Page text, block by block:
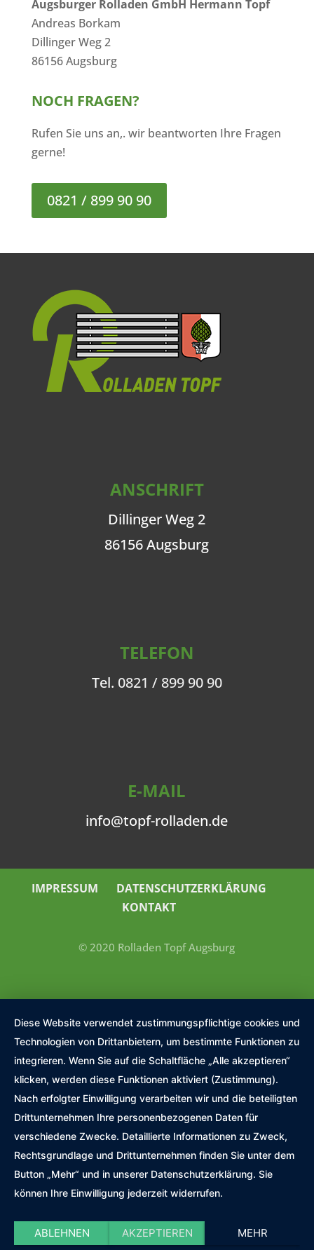
Augsburger Rolladen GmbH Hermann Topf
Andreas Borkam
Dillinger Weg 2
86156 Augsburg
NOCH FRAGEN?
Rufen Sie uns an,. wir beantworten Ihre Fragen
gerne!
0821 / 899 90 90
ANSCHRIFT
Dillinger Weg 2
86156 Augsburg
TELEFON
Tel. 0821 / 899 90 90
E-MAIL
info@topf-rolladen.de
IMPRESSUM
DATENSCHUTZERKLÄRUNG
KONTAKT
© 2020 Rolladen Topf Augsburg
Diese Website verwendet zustimmungspflichtige cookies und
Technologien von Drittanbietern, um bestimmte Funktionen zu
integrieren. Wenn Sie auf die Schaltfläche „Alle akzeptieren“
klicken, werden diese Funktionen aktiviert (Zustimmung).
Nach erfolgter Einwilligung verarbeiten wir und die beteiligten
Drittunternehmen Ihre personenbezogenen Daten für
verschiedene Zwecke. Detaillierte Informationen zu Zweck,
Rechtsgrundlage und Drittunternehmen finden Sie unter dem
Button „Mehr“ und in unserer Datenschutzerklärung. Sie
können Ihre Einwilligung jederzeit widerrufen.
ABLEHNEN AKZEPTIEREN MEHR